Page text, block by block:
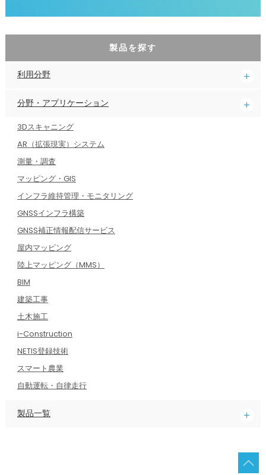
製品を探す
利用分野
分野・アプリケーション
3Dスキャニング
AR（拡張現実）システム
測量・調査
マッピング・GIS
インフラ維持管理・モニタリング
GNSSインフラ構築
GNSS補正情報配信サービス
屋内マッピング
陸上マッピング（MMS）
BIM
建築工事
土木施工
i-Construction
NETIS登録技術
スマート農業
自動運転・自律走行
製品一覧